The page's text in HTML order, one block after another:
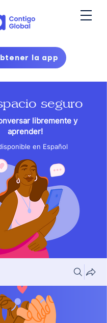
la app
seguro
libremente y
aprender!
en Español